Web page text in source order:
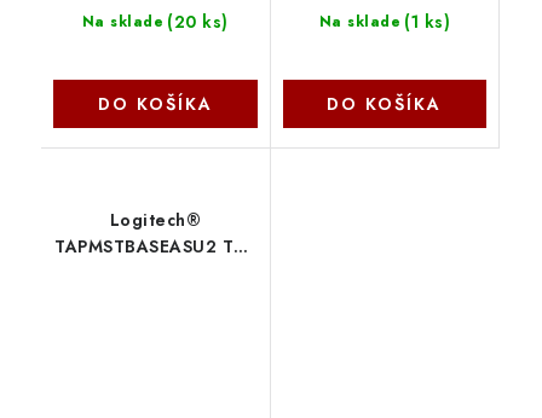
Na sklade (20 ks)
DO KOŠÍKA
Na sklade (1 ks)
DO KOŠÍKA
Logitech®
TAPMSTBASEASU2 TAP